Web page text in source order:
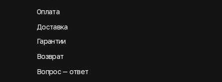
Оплата
Доставка
Гарантии
Возврат
Вопрос — ответ